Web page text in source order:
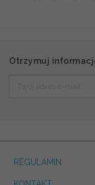
Otrzymuj
REGULAMIN